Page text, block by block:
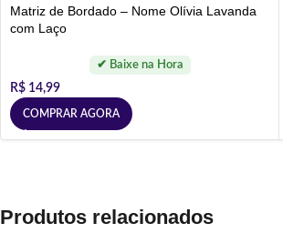
Matriz de Bordado – Nome Olívia Lavanda
com Laço
R$ 14,99
COMPRAR AGORA
Produtos relacionados